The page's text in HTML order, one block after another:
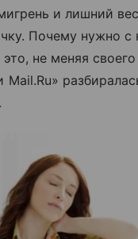
и лишний
Почему нужно с
это, не меняя
Mail.Ru»